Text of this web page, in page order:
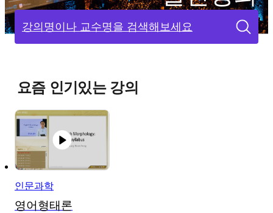
강의명이나 교수명을 검색해보세요
요즘 인기있는 강의
인문과학
영어형태론